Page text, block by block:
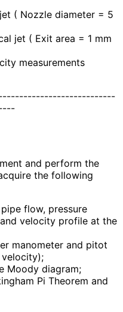
( Nozzle diameter = 5
jet ( Exit area = 1 mm
measurements
and perform the
the following
flow, pressure
velocity profile at the
manometer and pitot
Moody diagram;
Pi Theorem and